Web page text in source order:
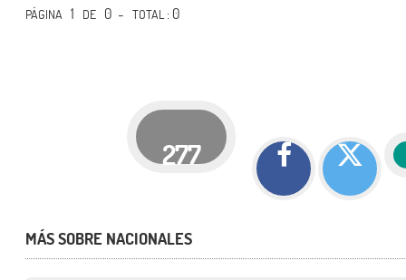
PÁGINA 1 DE 0 -TOTAL: 0
277
MÁS SOBRE NACIONALES